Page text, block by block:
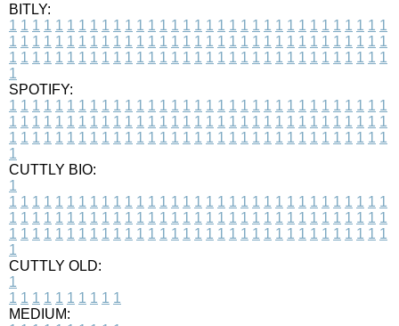
BITLY:
1 1 1 1 1 1 1 1 1 1 1 1 1 1 1 1 1 1 1 1 1 1 1 1 1 1 1 1 1 1 1 1 1
1 1 1 1 1 1 1 1 1 1 1 1 1 1 1 1 1 1 1 1 1 1 1 1 1 1 1 1 1 1 1 1 1
1 1 1 1 1 1 1 1 1 1 1 1 1 1 1 1 1 1 1 1 1 1 1 1 1 1 1 1 1 1 1 1 1
1
SPOTIFY:
1 1 1 1 1 1 1 1 1 1 1 1 1 1 1 1 1 1 1 1 1 1 1 1 1 1 1 1 1 1 1 1 1
1 1 1 1 1 1 1 1 1 1 1 1 1 1 1 1 1 1 1 1 1 1 1 1 1 1 1 1 1 1 1 1 1
1 1 1 1 1 1 1 1 1 1 1 1 1 1 1 1 1 1 1 1 1 1 1 1 1 1 1 1 1 1 1 1 1
1
CUTTLY BIO:
1
1 1 1 1 1 1 1 1 1 1 1 1 1 1 1 1 1 1 1 1 1 1 1 1 1 1 1 1 1 1 1 1 1
1 1 1 1 1 1 1 1 1 1 1 1 1 1 1 1 1 1 1 1 1 1 1 1 1 1 1 1 1 1 1 1 1
1 1 1 1 1 1 1 1 1 1 1 1 1 1 1 1 1 1 1 1 1 1 1 1 1 1 1 1 1 1 1 1 1
1
CUTTLY OLD:
1
1 1 1 1 1 1 1 1 1 1
MEDIUM: